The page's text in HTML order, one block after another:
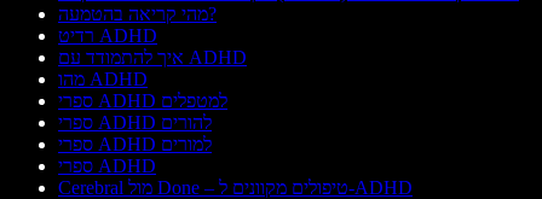
מהי קריאה בהטמעה?
רדיט ADHD
איך להתמודד עם ADHD
מהו ADHD
ספרי ADHD למטפלים
ספרי ADHD להורים
ספרי ADHD למורים
ספרי ADHD
Cerebral מול Done – טיפולים מקוונים ל-ADHD